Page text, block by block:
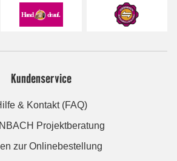
Kundenservice
& Kontakt (FAQ)
Projektberatung
zur Onlinebestellung